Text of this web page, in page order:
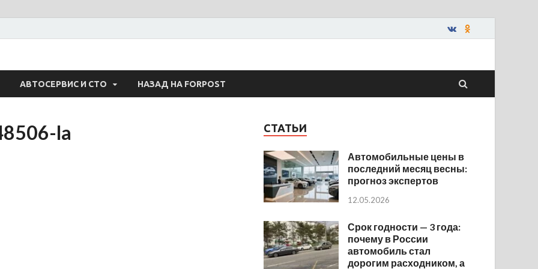
АВТОСЕРВИС И СТО НАЗАД НА FORPOST
la СТАТЬИ
Автомобильные цены в
последний месяц весны:
прогноз экспертов
12.05.2026
Срок годности — 3 года:
почему в России
автомобиль стал
дорогим расходником, а